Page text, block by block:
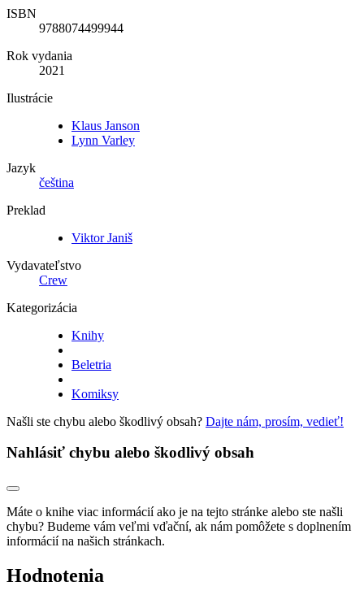
ISBN
9788074499944
Rok vydania
2021
Ilustrácie
Klaus Janson
Lynn Varley
Jazyk
čeština
Preklad
Viktor Janiš
Vydavateľstvo
Crew
Kategorizácia
Knihy
Beletria
Komiksy
Našli ste chybu alebo škodlivý obsah? Dajte nám, prosím, vedieť!
Nahlásiť chybu alebo škodlivý obsah
Máte o knihe viac informácií ako je na tejto stránke alebo ste našli
chybu? Budeme vám veľmi vďační, ak nám pomôžete s doplnením
informácií na našich stránkach.
Hodnotenia